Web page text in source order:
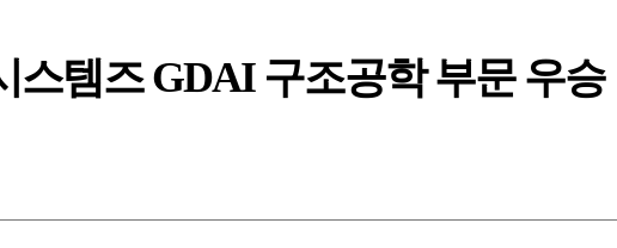
스템즈 GDAI 구조공학 부문 우승